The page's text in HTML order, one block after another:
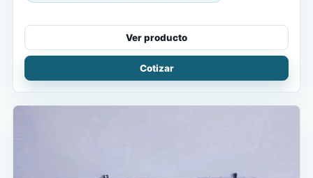
Ver producto
Cotizar